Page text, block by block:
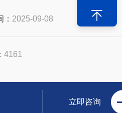
2025-09-08
4161
立即咨询